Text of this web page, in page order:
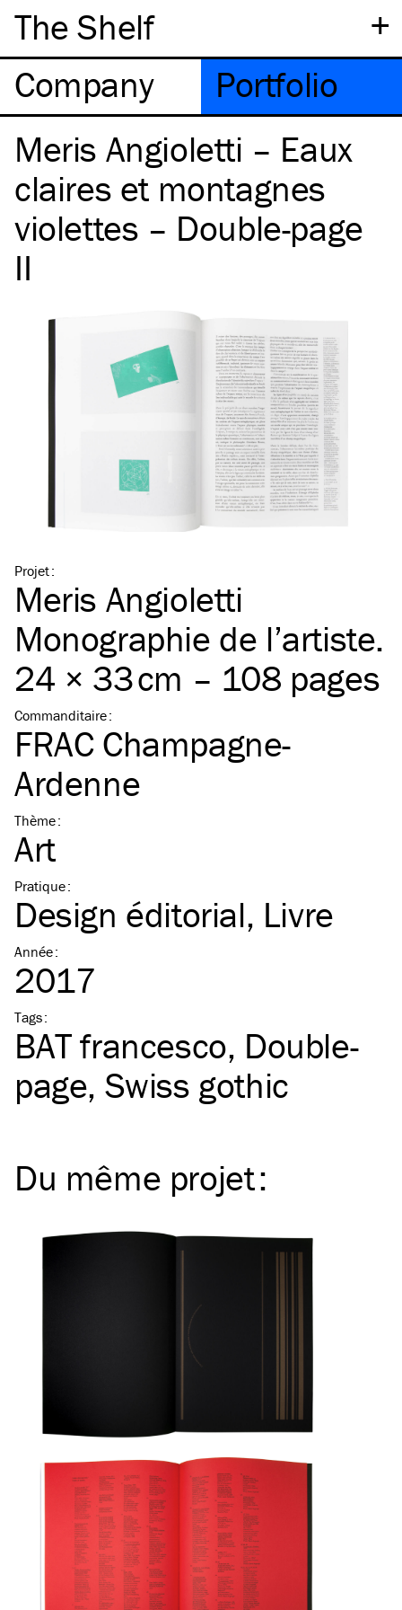
+
The Shelf
Company
Portfolio
Meris Angioletti – Eaux
claires et montagnes
violettes – Double-page
II
Projet:
Meris Angioletti
Monographie de l’artiste.
24 × 33 cm – 108 pages
Commanditaire:
FRAC Champagne-
Ardenne
Thème:
Art
Pratique:
Design éditorial Livre
Année:
2017
Tags:
BATfrancesco Double-
page Swiss gothic
Du même projet: